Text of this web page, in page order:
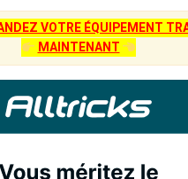
VOTRE ÉQUIPEMENT
MAINTENANT